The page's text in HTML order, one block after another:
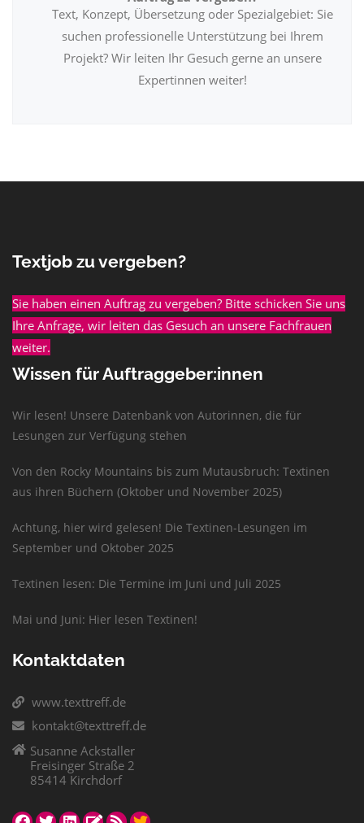
Text, Konzept, Übersetzung oder Spezialgebiet: Sie
suchen professionelle Unterstützung bei Ihrem
Projekt? Wir leiten Ihr Gesuch gerne an unsere
Expertinnen weiter!
Textjob zu vergeben?
Sie haben einen Auftrag zu vergeben? Bitte schicken Sie uns
Ihre Anfrage, wir leiten das Gesuch an unsere Fachfrauen
weiter.
Wissen für Auftraggeber:innen
Wir lesen! Unsere Datenbank von Autorinnen, die für
Lesungen zur Verfügung stehen
Von den Rocky Mountains bis zum Mutausbruch: Textinen
aus ihren Büchern (Oktober und November 2025)
Achtung, hier wird gelesen! Die Textinen-Lesungen im
September und Oktober 2025
Textinen lesen: Die Termine im Juni und Juli 2025
Mai und Juni: Hier lesen Textinen!
Kontaktdaten
www.texttreff.de
kontakt@texttreff.de
Susanne Ackstaller
Freisinger Straße 2
85414 Kirchdorf